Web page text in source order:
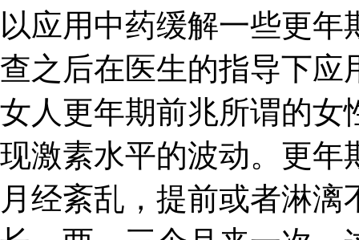
以应用中药缓解一些更
查之后在医生的指导下
女人更年期前兆所谓的女
现激素水平的波动。更年
月经紊乱，提前或者淋